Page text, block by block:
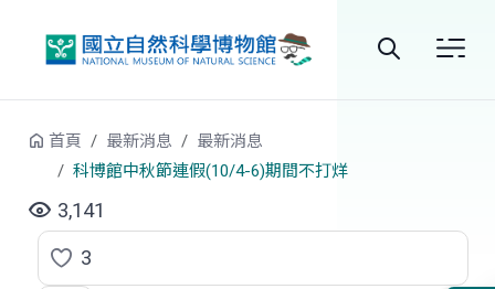
首頁 最新消息
最新消息
科博館中秋節連假(10/4-6)期間不打烊
3,141
點
3